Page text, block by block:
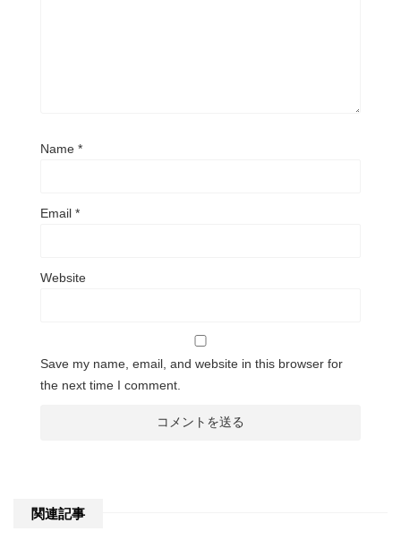
Name *
Email *
Website
Save my name, email, and website in this browser for
the next time I comment.
関連記事